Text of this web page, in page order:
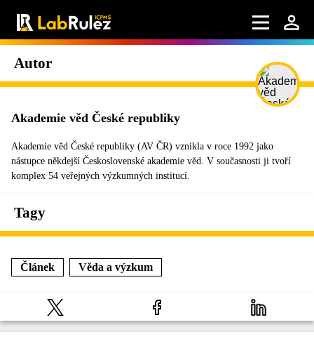
Autor
Akademie věd České republiky
Akademie věd České republiky (AV ČR) vznikla v roce 1992 jako
nástupce někdejší Československé akademie věd. V současnosti ji tvoří
komplex 54 veřejných výzkumných institucí.
Tagy
Článek Věda a výzkum